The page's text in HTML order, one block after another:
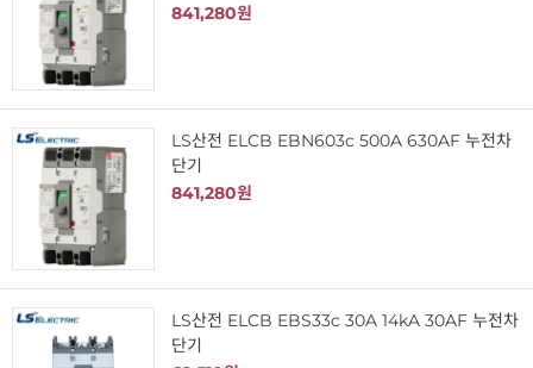
841,280원
LS산전 ELCB EBN603c 500A 630AF 누전차
단기
841,280원
LS산전 ELCB EBS33c 30A 14kA 30AF 누전차
단기